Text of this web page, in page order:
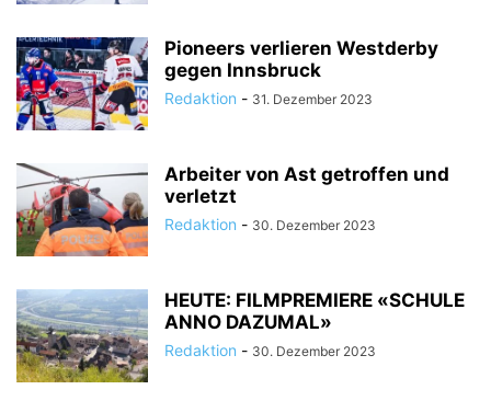
Pioneers verlieren Westderby
gegen Innsbruck
Redaktion - 31. Dezember 2023
Arbeiter von Ast getroffen und
verletzt
Redaktion - 30. Dezember 2023
HEUTE: FILMPREMIERE «SCHULE
ANNO DAZUMAL»
Redaktion - 30. Dezember 2023